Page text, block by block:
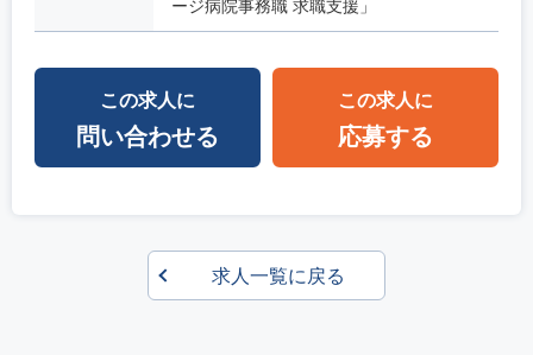
ージ病院事務職 求職支援」
この求人に
問い合わせる
この求人に
応募する
求人一覧に戻る